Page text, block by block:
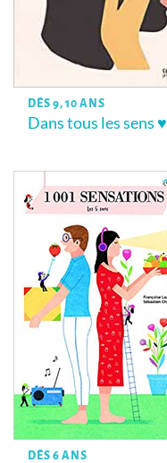
DÈS 9, 10 ANS
Dans tous les sens ♥
DÈS 6 ANS